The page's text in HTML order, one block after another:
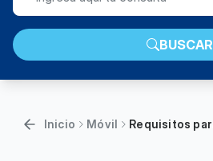
BUSCAR
Inicio Móvil